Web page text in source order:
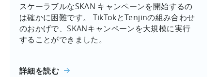
スケーラブルなSKAN キャンペーンを開始するの
は確かに困難です。 TikTokとTenjinの組み合わせ
のおかげで、SKANキャンペーンを大規模に実行
することができました。
詳細を読む